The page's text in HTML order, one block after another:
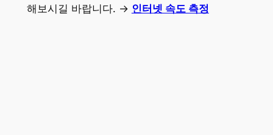
해보시길 바랍니다. → 인터넷 속도 측정